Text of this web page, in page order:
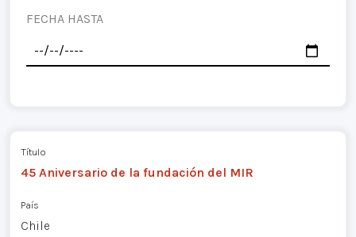
FECHA HASTA
Título
45 Aniversario de la fundación del MIR
País
Chile